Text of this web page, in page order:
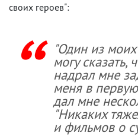
своих героев":
"Один из
могу сказать,
надрал мне
меня в
дал мне
"Никаких
и фильмов о